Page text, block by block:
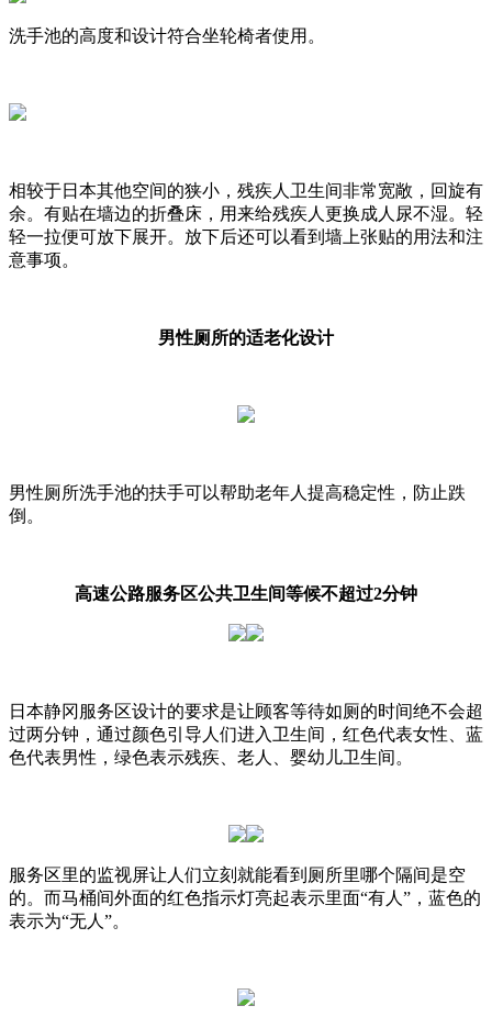
洗手池的高度和设计符合坐轮椅者使用。
相较于日本其他空间的狭小，残疾人卫生间非常宽敞，回旋有
余。有贴在墙边的折叠床，用来给残疾人更换成人尿不湿。轻
轻一拉便可放下展开。放下后还可以看到墙上张贴的用法和注
意事项。
男性厕所的适老化设计
男性厕所洗手池的扶手可以帮助老年人提高稳定性，防止跌
倒。
高速公路服务区公共卫生间等候不超过2分钟
日本静冈服务区设计的要求是让顾客等待如厕的时间绝不会超
过两分钟，通过颜色引导人们进入卫生间，红色代表女性、蓝
色代表男性，绿色表示残疾、老人、婴幼儿卫生间。
服务区里的监视屏让人们立刻就能看到厕所里哪个隔间是空
的。而马桶间外面的红色指示灯亮起表示里面“有人”，蓝色的
表示为“无人”。